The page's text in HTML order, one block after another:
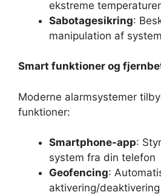
ekstreme temperaturer
Sabotagesikring:
manipulation af
Smart funktioner og
Moderne alarmsystemer
funktioner:
Smartphone-app:
system fra din telefon
Geofencing:
aktivering/